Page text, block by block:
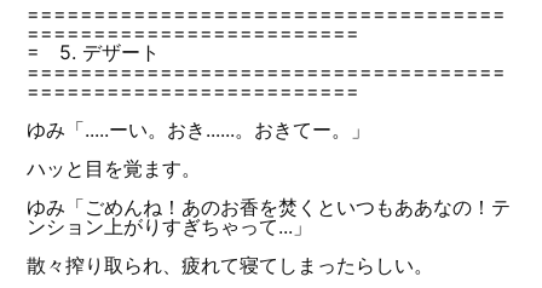
====================================
=========================
= 5. デザート
====================================
=========================
ゆみ「.....ーい。おき......。おきてー。」
ハッと目を覚ます。
ゆみ「ごめんね！あのお香を焚くといつもああなの！テ
ンション上がりすぎちゃって...」
散々搾り取られ、疲れて寝てしまったらしい。